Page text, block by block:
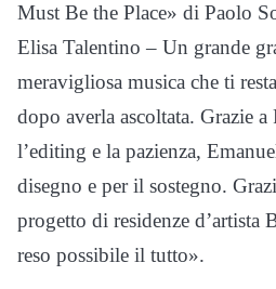
Must Be the Place» di Paolo
Elisa Talentino – Un grande
meravigliosa musica che ti
dopo averla ascoltata. Grazie
l’editing e la pazienza,
disegno e per il sostegno.
progetto di residenze d’artista
reso possibile il tutto».